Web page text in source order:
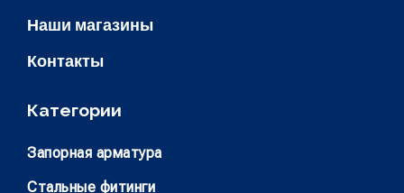
Наши магазины
Контакты
Категории
Запорная арматура
Стальные фитинги